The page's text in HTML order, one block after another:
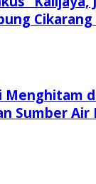
Menghitam
Sumber Air